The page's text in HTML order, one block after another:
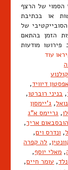
הסמוי של הרצף
או בכתיבת
של
הזמן בהתאם
פירושו מודעות
עוד
קולנוע
אפסטון דיוויד,
, בניני רוברטו,
, ג'יימסון
, גריימס א"ג
הובסבאום אריך,
, ונדרס וים,
, לה קפרה
, מאלי יוסף,
, עומר חיים,